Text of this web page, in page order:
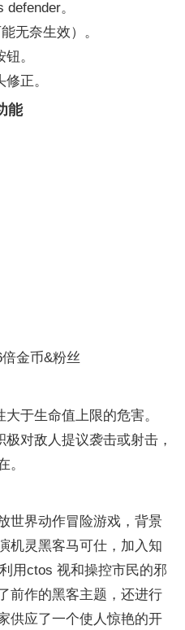
。
无奈生效）。
。
正。
能
金币&粉丝
于生命值上限的危害。
极对敌人提议袭击或射击，
。
世界动作冒险游戏，背景
机灵黑客马可仕，加入知
用ctos 视和操控市民的邪
前作的黑客主题，还进行
供应了一个使人惊艳的开